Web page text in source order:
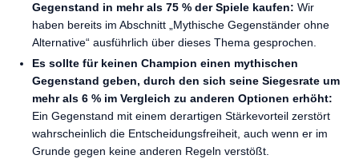
Gegenstand in mehr als 75 % der Spiele kaufen: Wir
haben bereits im Abschnitt „Mythische Gegenständer ohne
Alternative“ ausführlich über dieses Thema gesprochen.
Es sollte für keinen Champion einen mythischen
Gegenstand geben, durch den sich seine Siegesrate um
mehr als 6 % im Vergleich zu anderen Optionen erhöht:
Ein Gegenstand mit einem derartigen Stärkevorteil zerstört
wahrscheinlich die Entscheidungsfreiheit, auch wenn er im
Grunde gegen keine anderen Regeln verstößt.